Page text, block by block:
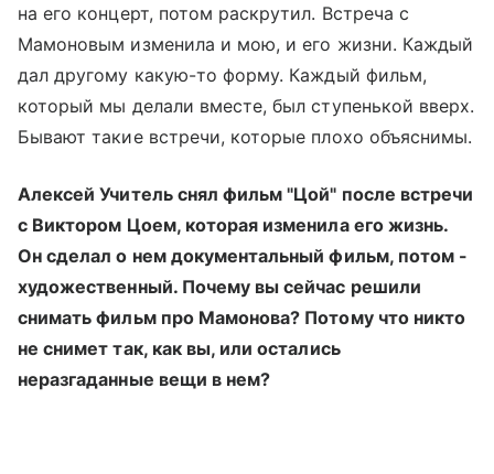
на его концерт, потом раскрутил. Встреча с
Мамоновым изменила и мою, и его жизни. Каждый
дал другому какую-то форму. Каждый фильм,
который мы делали вместе, был ступенькой вверх.
Бывают такие встречи, которые плохо объяснимы.
Алексей Учитель снял фильм "Цой" после встречи
с Виктором Цоем, которая изменила его жизнь.
Он сделал о нем документальный фильм, потом -
художественный. Почему вы сейчас решили
снимать фильм про Мамонова? Потому что никто
не снимет так, как вы, или остались
неразгаданные вещи в нем?